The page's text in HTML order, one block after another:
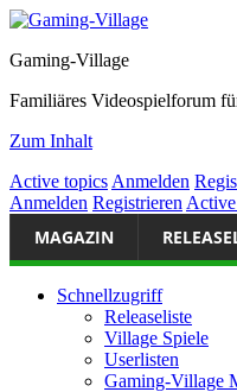
Gaming-Village
Familiäres Videospielforum
Zum Inhalt
Active topics Anmelden
Anmelden Registrieren
MAGAZIN
Schnellzugriff
Releaseliste
Village Spiele
Userlisten
Gaming-Village